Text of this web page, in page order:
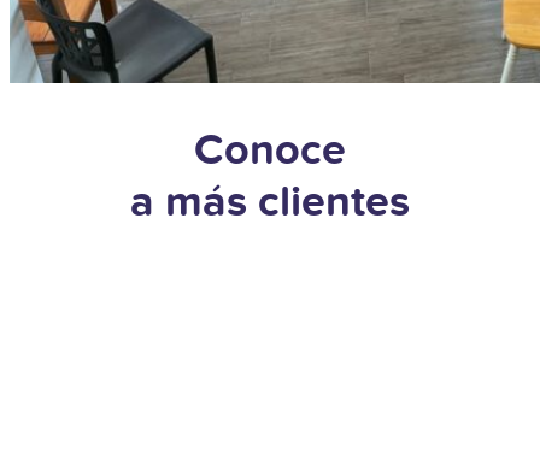
Conoce
a más clientes